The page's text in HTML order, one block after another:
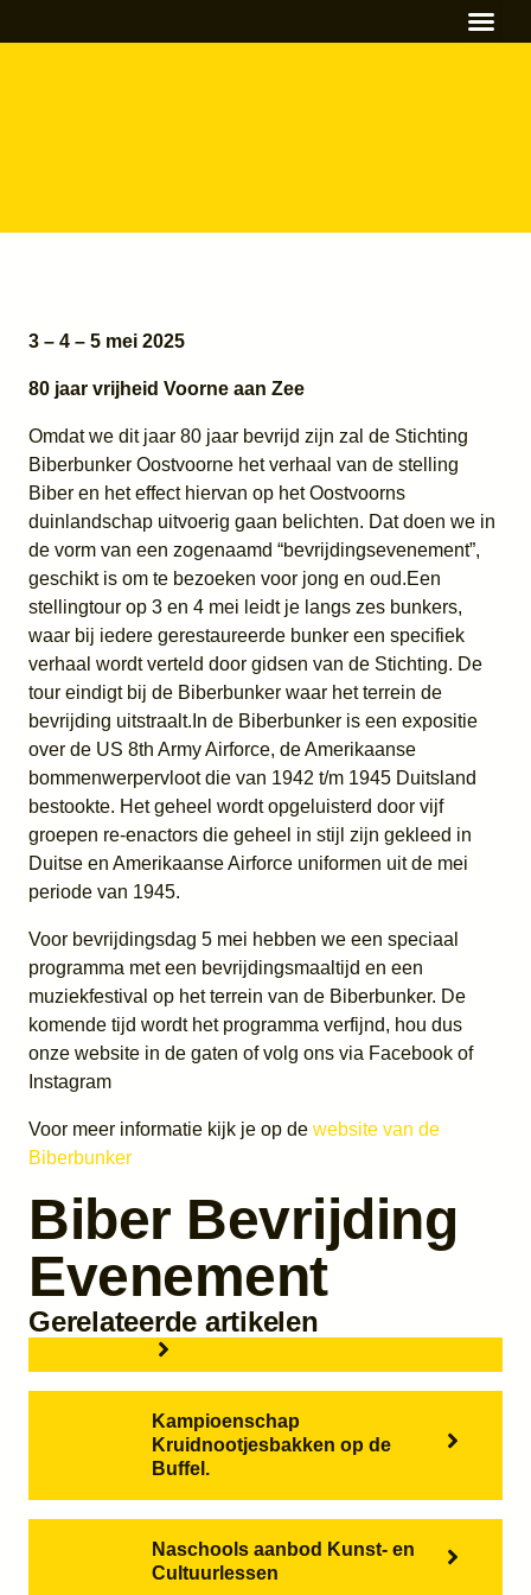
3 – 4 – 5 mei 2025
80 jaar vrijheid Voorne aan Zee
Omdat we dit jaar 80 jaar bevrijd zijn zal de Stichting
Biberbunker Oostvoorne het verhaal van de stelling
Biber en het effect hiervan op het Oostvoorns
duinlandschap uitvoerig gaan belichten. Dat doen we in
de vorm van een zogenaamd “bevrijdingsevenement”,
geschikt is om te bezoeken voor jong en oud.Een
stellingtour op 3 en 4 mei leidt je langs zes bunkers,
waar bij iedere gerestaureerde bunker een specifiek
verhaal wordt verteld door gidsen van de Stichting. De
tour eindigt bij de Biberbunker waar het terrein de
bevrijding uitstraalt.In de Biberbunker is een expositie
over de US 8th Army Airforce, de Amerikaanse
bommenwerpervloot die van 1942 t/m 1945 Duitsland
bestookte. Het geheel wordt opgeluisterd door vijf
groepen re-enactors die geheel in stijl zijn gekleed in
Duitse en Amerikaanse Airforce uniformen uit de mei
periode van 1945.
Voor bevrijdingsdag 5 mei hebben we een speciaal
programma met een bevrijdingsmaaltijd en een
muziekfestival op het terrein van de Biberbunker. De
komende tijd wordt het programma verfijnd, hou dus
onze website in de gaten of volg ons via Facebook of
Instagram
Voor meer informatie kijk je op de website van de
Biberbunker
Biber Bevrijding
Evenement
Gerelateerde artikelen
Kampioenschap
Kruidnootjesbakken op de
Buffel.
Naschools aanbod Kunst- en
Cultuurlessen